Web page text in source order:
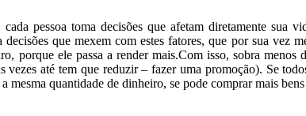
pessoa toma decisões que afetam diretamente
que mexem com estes fatores, que por sua
porque ele passa a render mais.Com isso, sobra
vezes até tem que reduzir – fazer uma promoção). Se
mesma quantidade de dinheiro, se pode comprar mais bens